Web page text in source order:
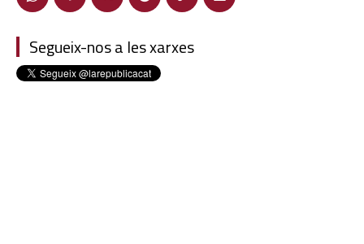
Segueix-nos a les xarxes